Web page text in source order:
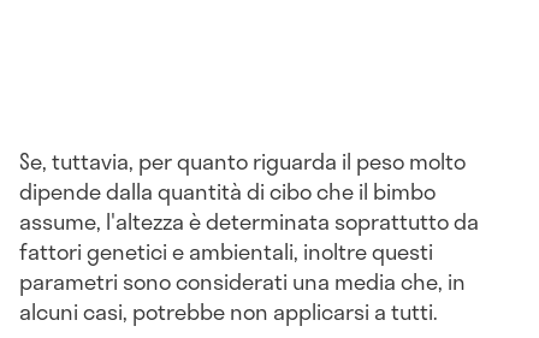
Se, tuttavia, per quanto riguarda il peso molto
dipende dalla quantità di cibo che il bimbo
assume, l'altezza è determinata soprattutto da
fattori genetici e ambientali, inoltre questi
parametri sono considerati una media che, in
alcuni casi, potrebbe non applicarsi a tutti.